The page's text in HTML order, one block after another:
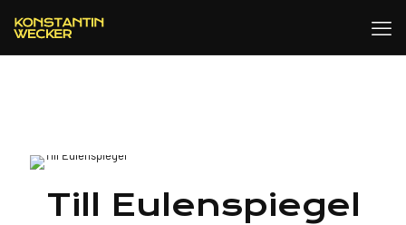
Till Eulenspiegel